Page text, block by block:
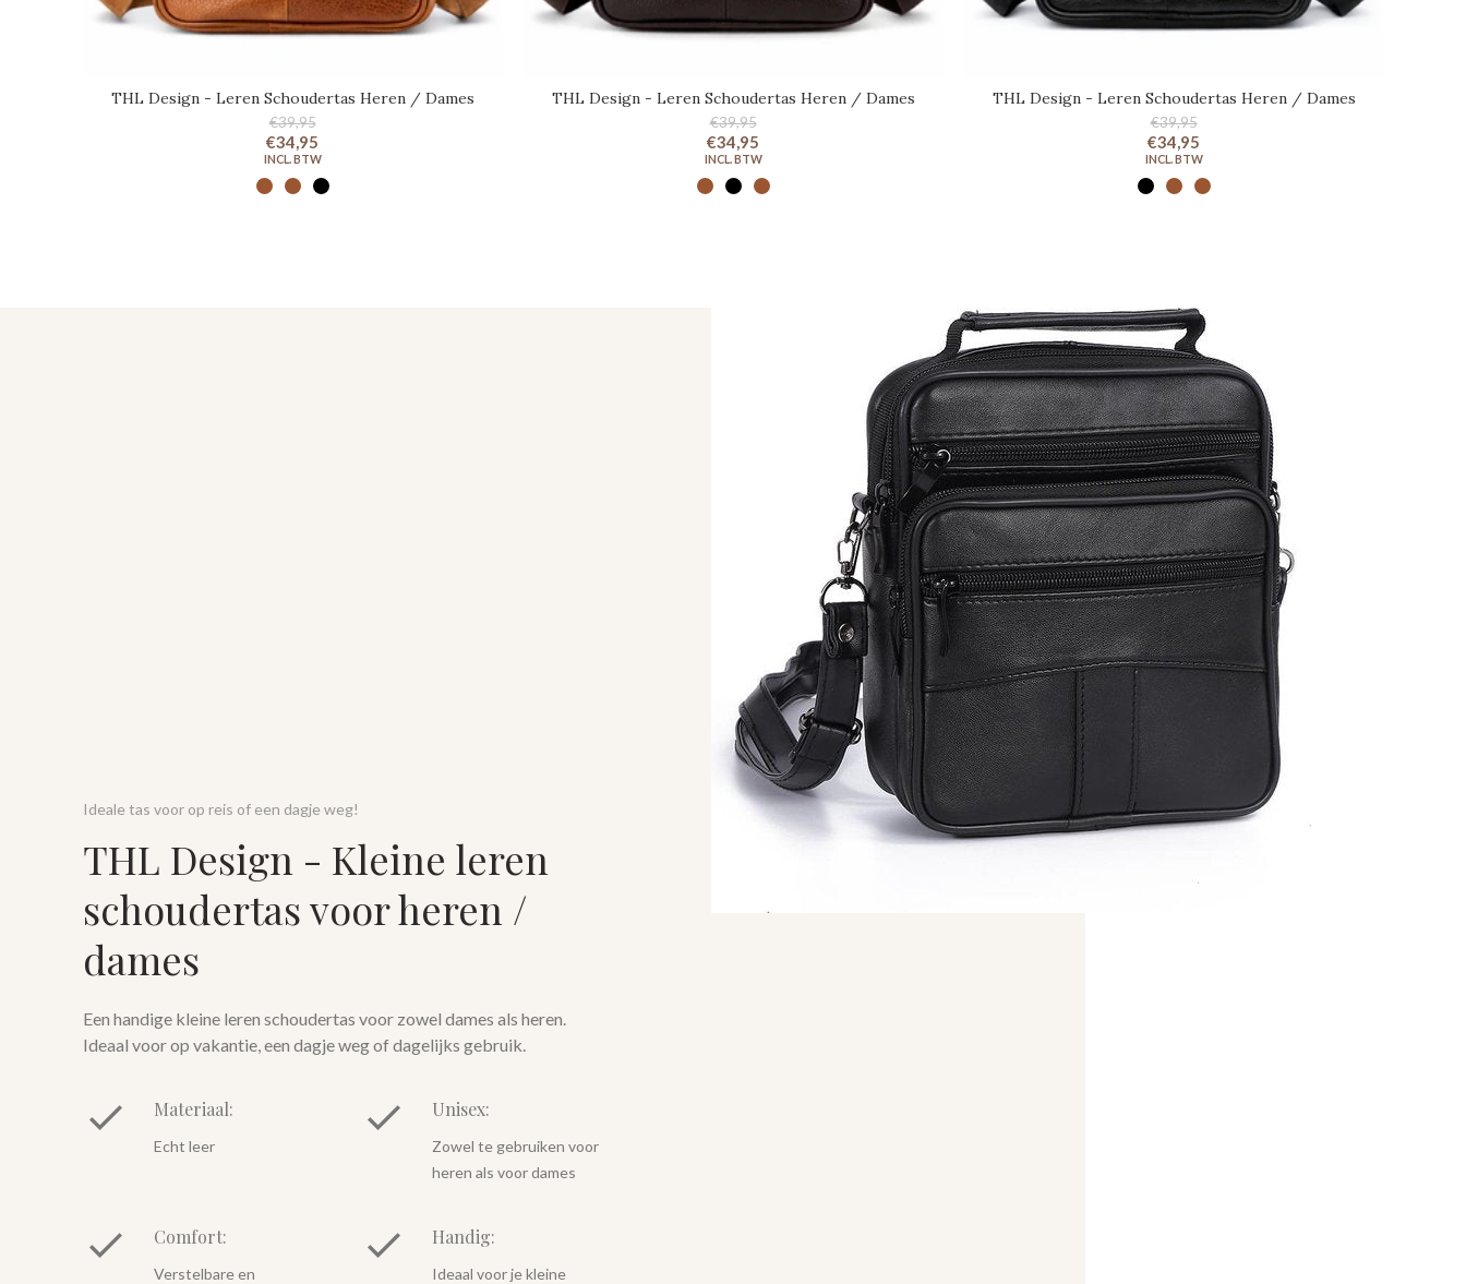
THL Design - Leren Schoudertas Heren / Dames
€39,95
€34,95
THL Design - Leren Schoudertas Heren / Dames
€39,95
€34,95
THL Design - Leren Schoudertas Heren / Dames
€39,95
€34,95
Ideale tas voor op reis of een dagje weg!
THL Design - Kleine leren
schoudertas voor heren /
dames
Een handige kleine leren schoudertas voor zowel dames als heren.
Ideaal voor op vakantie, een dagje weg of dagelijks gebruik.
Materiaal:
Echt leer
Unisex:
Zowel te gebruiken voor
heren als voor dames
Comfort:
Verstelbare en
Handig:
Ideaal voor je kleine